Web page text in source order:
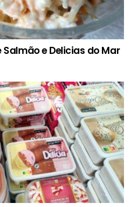
e Delicias do Mar